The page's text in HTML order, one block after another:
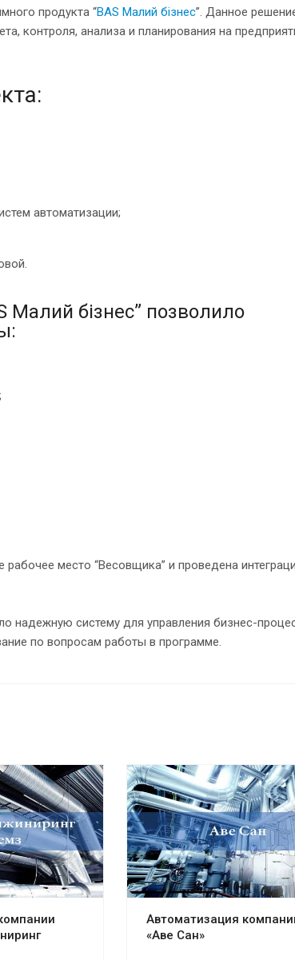
продукта “BAS Малий бізнес”. Данное
контроля, анализа и планирования на
автоматизации;
Малий бізнес” позволило
место “Весовщика” и проведена
надежную систему для управления бизнес-
по вопросам работы в программе.
Автоматизация
«Аве Сан»